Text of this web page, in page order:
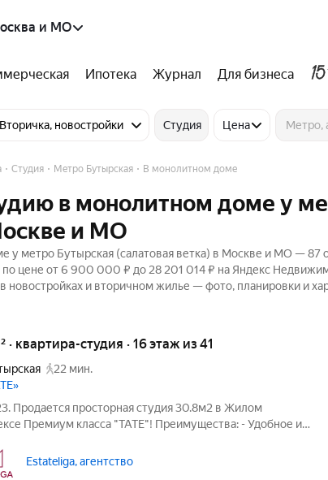
и МО
Ипотека Журнал Для бизнеса
Вторичка, новостройки Студия Цена
Студия Метро Бутырская В монолитном доме
в монолитном доме у
и МО
у метро Бутырская (салатовая ветка) в Москве и МО — 87
цене от 6 900 000 ₽ до 28 201 014 ₽ на Яндекс
и вторичном жилье — фото, планировки и
· квартира-студия · 16 этаж из 41
22 мин.
Продается просторная студия 30.8м2 в Жилом
Премиум класса "TATE"! Преимущества: - Удобное и
18.3м2, санузел 4.6м2 - Панорамное остекление в пол! -
Estateliga, агентство